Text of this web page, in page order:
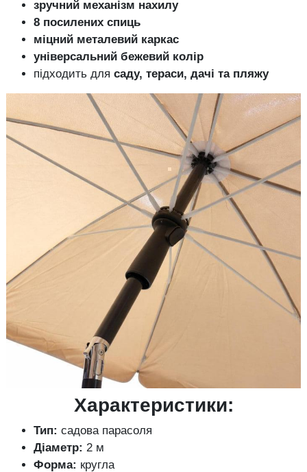
зручний механізм нахилу
8 посилених спиць
міцний металевий каркас
універсальний бежевий колір
підходить для саду, тераси, дачі та пляжу
Характеристики:
Тип: садова парасоля
Діаметр: 2 м
Форма: кругла